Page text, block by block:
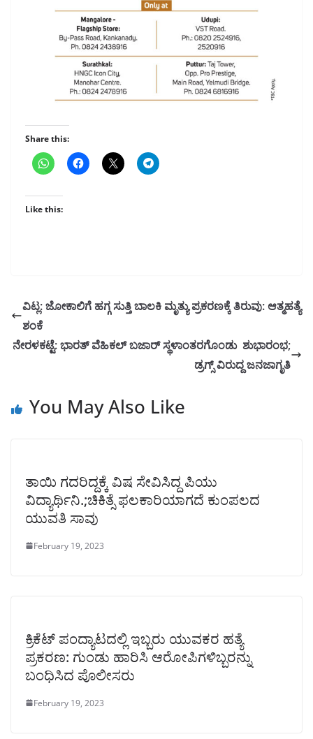
Share this:
Like this:
ವಿಟ್ಲ: ಜೋಕಾಲಿಗೆ ಹಗ್ಗ ಸುತ್ತಿ ಬಾಲಕಿ ಮೃತ್ಯು ಪ್ರಕರಣಕ್ಕೆ ತಿರುವು: ಆತ್ಮಹತ್ಯೆ
ಶಂಕೆ
ನೇರಳಕಟ್ಟೆ: ಭಾರತ್ ವೆಹಿಕಲ್ ಬಜಾರ್ ಸ್ಥಳಾಂತರಗೊಂಡು ಶುಭಾರಂಭ;
ಡ್ರಗ್ಸ್ ವಿರುದ್ದ ಜನಜಾಗೃತಿ
You May Also Like
ತಾಯಿ ಗದರಿದ್ದಕ್ಕೆ ವಿಷ ಸೇವಿಸಿದ್ದ ಪಿಯು
ವಿದ್ಯಾರ್ಥಿನಿ.;ಚಿಕಿತ್ಸೆ ಫಲಕಾರಿಯಾಗದೆ ಕುಂಪಲದ
ಯುವತಿ ಸಾವು
February 19, 2023
ಕ್ರಿಕೆಟ್ ಪಂದ್ಯಾಟದಲ್ಲಿ ಇಬ್ಬರು ಯುವಕರ ಹತ್ಯೆ
ಪ್ರಕರಣ: ಗುಂಡು ಹಾರಿಸಿ ಆರೋಪಿಗಳಿಬ್ಬರನ್ನು
ಬಂಧಿಸಿದ ಪೊಲೀಸರು
February 19, 2023